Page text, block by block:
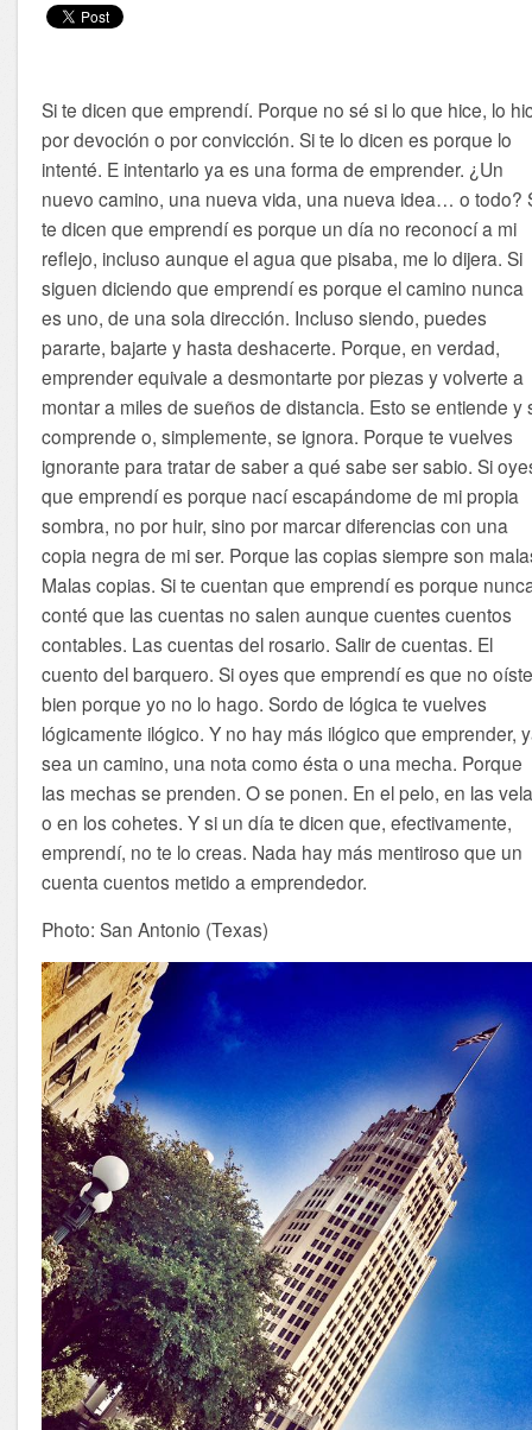
Si te dicen que emprendí. Porque no sé si lo que hice, lo
por devoción o por convicción. Si te lo dicen es porque lo
intenté. E intentarlo ya es una forma de emprender. ¿Un
nuevo camino, una nueva vida, una nueva idea… o todo?
te dicen que emprendí es porque un día no reconocí a mi
reflejo, incluso aunque el agua que pisaba, me lo dijera. Si
siguen diciendo que emprendí es porque el camino nunca
es uno, de una sola dirección. Incluso siendo, puedes
pararte, bajartey hasta deshacerte. Porque, en verdad,
emprender equivale a desmontarte por piezas y volverte a
montar a miles de sueños de distancia. Esto se entiende y
comprende o, simplemente, se ignora. Porque te vuelves
ignorante para tratar de saber a qué sabe ser sabio. Si
que emprendí es porque nací escapándome de mi propia
sombra, no por huir, sino por marcar diferencias con una
copia negra de mi ser. Porque las copias siempre son
Malas copias. Si te cuentan que emprendí es porque
conté que las cuentas no salen aunque cuentes cuentos
contables. Las cuentas del rosario. Salir de cuentas. El
cuento del barquero. Si oyes que emprendí es que no
bien porque yo no lo hago. Sordo de lógica te vuelves
lógicamente ilógico. Y no hay más ilógico que emprender,
sea un camino, una nota como ésta o una mecha. Porque
las mechas se prenden. O se ponen. En el pelo, en las
o en los cohetes. Y si un día te dicen que, efectivamente,
emprendí, no te lo creas. Nada hay más mentiroso que un
cuenta cuentos metido a emprendedor.
Photo: San Antonio (Texas)